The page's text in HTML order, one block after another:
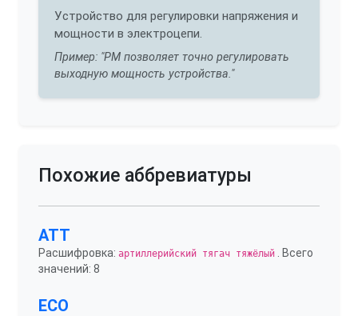
Устройство для регулировки напряжения и
мощности в электроцепи.
Пример: "РМ позволяет точно регулировать
выходную мощность устройства."
Похожие аббревиатуры
АТТ
Расшифровка: артиллерийский тягач тяжёлый . Всего
значений: 8
ЕСО